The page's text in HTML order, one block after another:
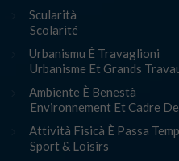
Scularità
Scolarité
Urbanismu È Travaglioni
Urbanisme Et Grands
Ambiente È Benestà
Environnement Et Cadre
Attività Fisicà È Passa
Sport & Loisirs